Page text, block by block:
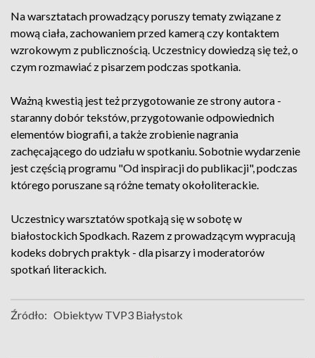
Na warsztatach prowadzący poruszy tematy związane z
mową ciała, zachowaniem przed kamerą czy kontaktem
wzrokowym z publicznością. Uczestnicy dowiedzą się też, o
czym rozmawiać z pisarzem podczas spotkania.
Ważną kwestią jest też przygotowanie ze strony autora -
staranny dobór tekstów, przygotowanie odpowiednich
elementów biografii, a także zrobienie nagrania
zachęcającego do udziału w spotkaniu. Sobotnie wydarzenie
jest częścią programu "Od inspiracji do publikacji", podczas
którego poruszane są różne tematy okołoliterackie.
Uczestnicy warsztatów spotkają się w sobotę w
białostockich Spodkach. Razem z prowadzącym wypracują
kodeks dobrych praktyk - dla pisarzy i moderatorów
spotkań literackich.
Źródło: Obiektyw TVP3 Białystok